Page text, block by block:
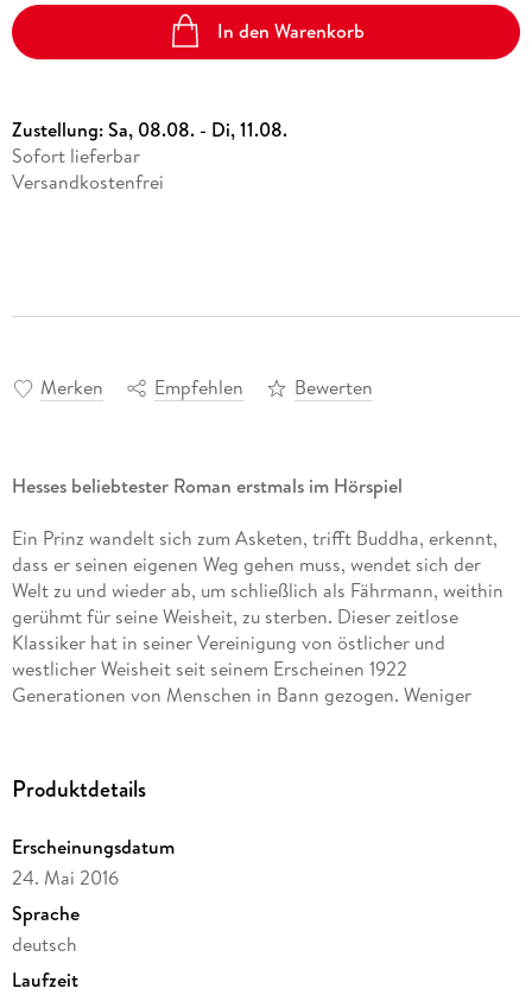
In den Warenkorb
Zustellung:Sa, 08.08. - Di, 11.08.
Sofort lieferbar
Versandkostenfrei
Merken Empfehlen Bewerten
Hesses beliebtester Roman erstmals im Hörspiel
Ein Prinz wandelt sich zum Asketen, trifft Buddha, erkennt,
dass er seinen eigenen Weg gehen muss, wendet sich der
Welt zu und wieder ab, um schließlich als Fährmann, weithin
gerühmt für seine Weisheit, zu sterben. Dieser zeitlose
Klassiker hat in seiner Vereinigung von östlicher und
westlicher Weisheit seit seinem Erscheinen 1922
Generationen von Menschen in Bann gezogen. Weniger
Schließlich findet Hesse in seinem bekanntesten Roman
Antworten auf Fragen, die wir uns alle stellen: Wer bin ich?
(5 CDs, Laufzeit: 5h 30)
Produktdetails
Erscheinungsdatum
24. Mai 2016
Sprache
deutsch
Laufzeit